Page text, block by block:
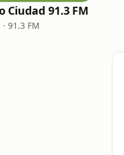
Ciudad 91.3 FM
· 91.3 FM